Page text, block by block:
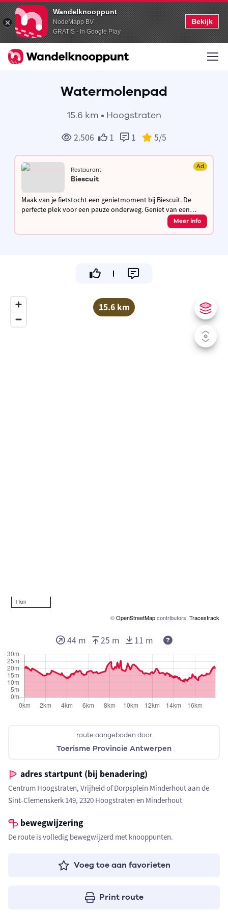
Wandelknooppunt
NodeMapp BV
GRATIS - In Google Play
Bekijk
Watermolenpad
15.6 km • Hoogstraten
2.506 1 1 5/5
Restaurant Ad
Biescuit
Maak van je fietstocht een genietmoment bij Biescuit. De
perfecte plek voor een pauze onderweg. Geniet van een
kleine lunch, een gebakje of een ijsje. Hydrateren kan je hier
Meer info
15.6 km
1 km
©OpenStreetMapcontributors, Tracestrack
route aangeboden door
Toerisme Provincie Antwerpen
adres startpunt (bij benadering)
Centrum Hoogstraten, Vrijheid of Dorpsplein Minderhout aan de
Sint-Clemenskerk 149, 2320 Hoogstraten en Minderhout
bewegwijzering
De route is volledig bewegwijzerd met knooppunten.
Voeg toe aan favorieten
Print route
44 m 25 m 11 m